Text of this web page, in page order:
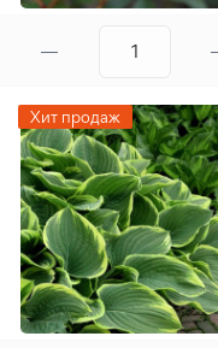
Хит продаж